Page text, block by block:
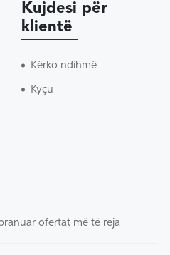
Kujdesi për
klientë
Kërko ndihmë
Kyçu
ofertat më të reja